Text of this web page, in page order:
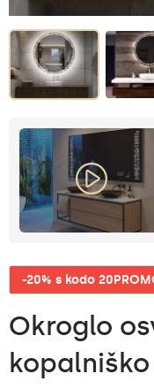
-20% s kodo
Okroglo